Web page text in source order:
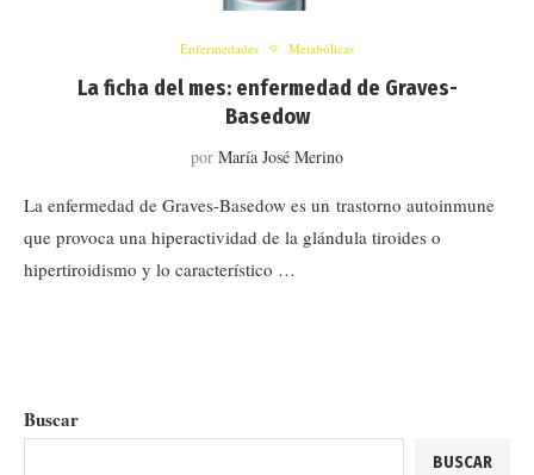
Enfermedades Metabólicas
La ficha del mes: enfermedad de Graves-
Basedow
por María José Merino
La enfermedad de Graves-Basedow es un trastorno autoinmune
que provoca una hiperactividad de la glándula tiroides o
hipertiroidismo y lo característico …
Buscar
BUSCAR